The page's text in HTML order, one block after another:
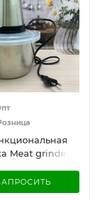
Meat grinder-
чаша 2 л).